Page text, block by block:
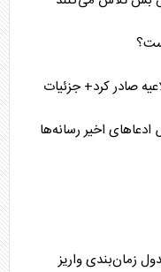
صادر کرد+ جزئیات
اخیر رسانه‌ها
کالابرگ مرداد ۱۴۰۵ / جدول زمان‌بندی واریز